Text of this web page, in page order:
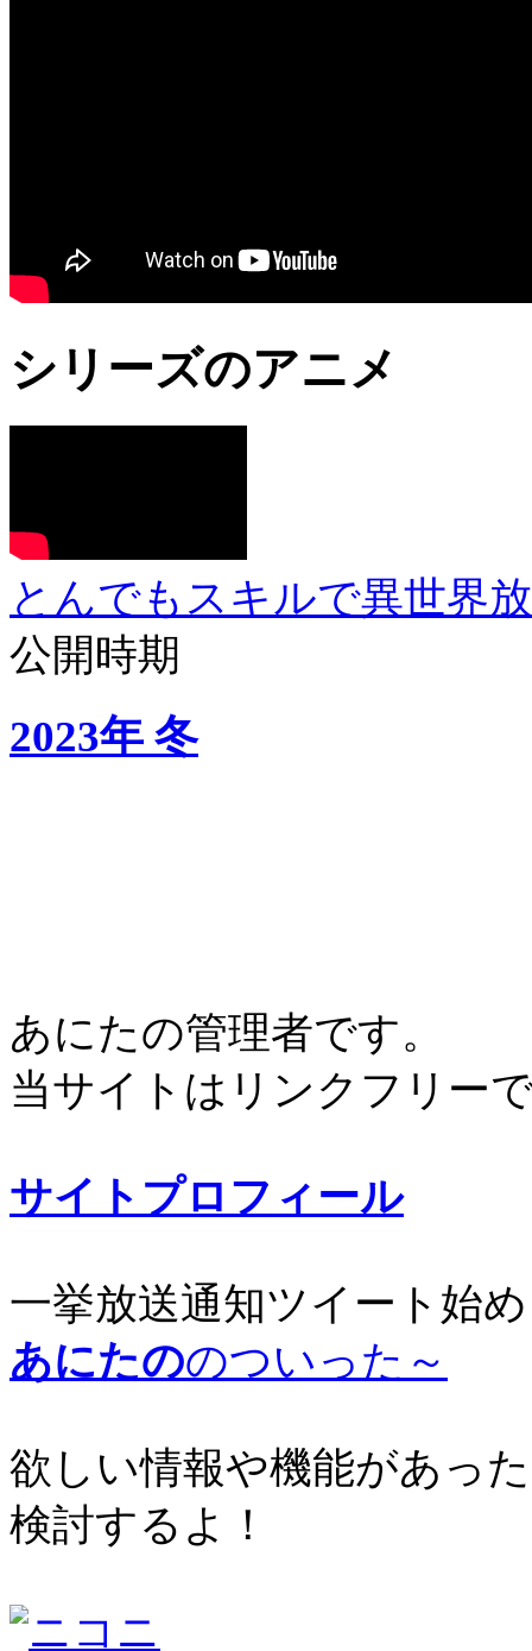
シリーズのアニメ
とんでもスキルで異世界
公開時期
2023年 冬
あにたの管理者です。
当サイトはリンクフリー
サイトプロフィール
一挙放送通知ツイート始
あにたののついった～
欲しい情報や機能があっ
検討するよ！